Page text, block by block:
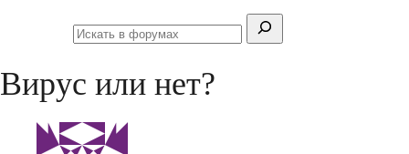
Поиск:
Искать
Вирус или нет?